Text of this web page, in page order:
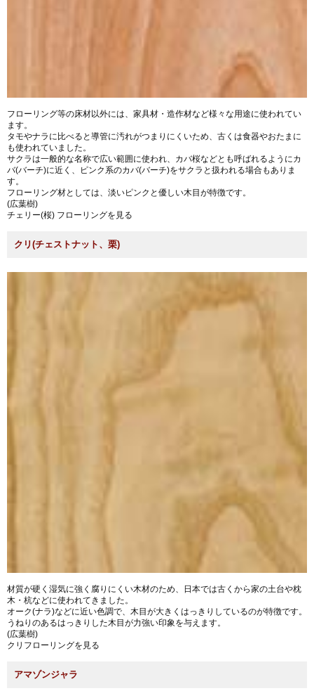
フローリング等の床材以外には、家具材・造作材など様々な用途に使われてい
ます。
タモやナラに比べると導管に汚れがつまりにくいため、古くは食器やおたまに
も使われていました。
サクラは一般的な名称で広い範囲に使われ、カバ桜などとも呼ばれるようにカ
バ(バーチ)に近く、ピンク系のカバ(バーチ)をサクラと扱われる場合もありま
す。
フローリング材としては、淡いピンクと優しい木目が特徴です。
(広葉樹)
チェリー(桜) フローリングを見る
クリ(チェストナット、栗)
材質が硬く湿気に強く腐りにくい木材のため、日本では古くから家の土台や枕
木・杭などに使われてきました。
オーク(ナラ)などに近い色調で、木目が大きくはっきりしているのが特徴です。
うねりのあるはっきりした木目が力強い印象を与えます。
(広葉樹)
クリフローリングを見る
アマゾンジャラ